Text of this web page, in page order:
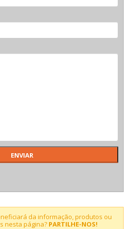
da informação, produtos ou
nesta página? PARTILHE-NOS!